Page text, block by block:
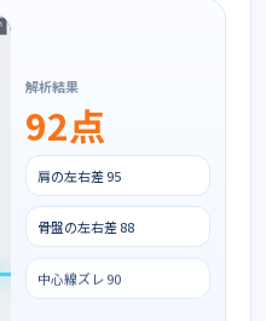
解析結果
92点
肩の左右差 95
骨盤の左右差 88
中心線ズレ 90